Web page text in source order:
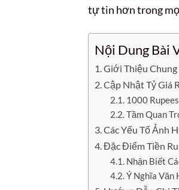
tự tin hơn trong
Nội Dung Bài
Giới Thiệu Chung
Cập Nhật Tỷ Giá
1000
Tầm Quan
Các Yếu Tố Ảnh
Đặc Điểm Tiền
Nhận Biết
Ý Nghĩa Văn